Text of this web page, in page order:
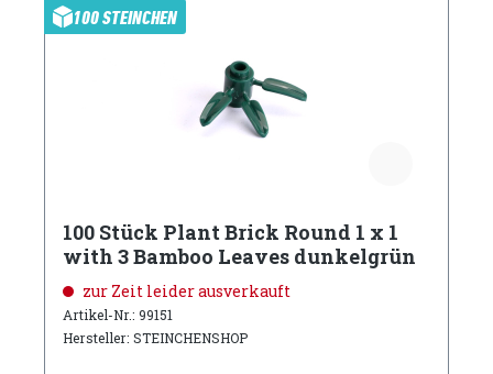
100 STEINCHEN
100 Stück Plant Brick Round 1 x 1
with 3 Bamboo Leaves dunkelgrün
zur Zeit leider ausverkauft
Artikel-Nr.: 99151
Hersteller: STEINCHENSHOP